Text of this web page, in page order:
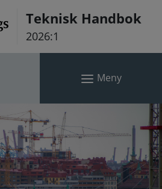
Teknisk Handbok
2026:1
Meny